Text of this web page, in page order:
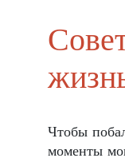
Чтобы
моменты